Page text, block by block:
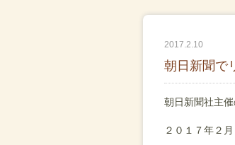
2017.2.10
朝日新聞で
朝日新聞社主
２０１７年２